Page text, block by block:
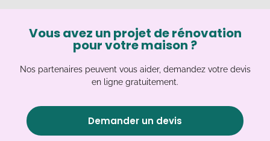
Vous avez un projet de rénovation
pour votre maison ?
Nos partenaires peuvent vous aider, demandez votre devis
en ligne gratuitement.
Demander un devis